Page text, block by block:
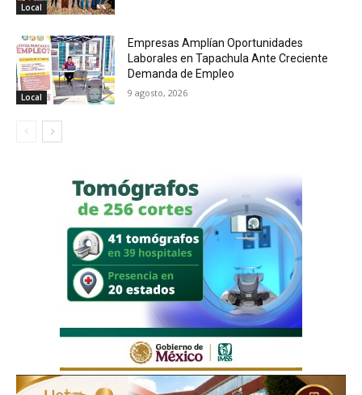
Local
Local
Empresas Amplían Oportunidades
Laborales en Tapachula Ante Creciente
Demanda de Empleo
9 agosto, 2026